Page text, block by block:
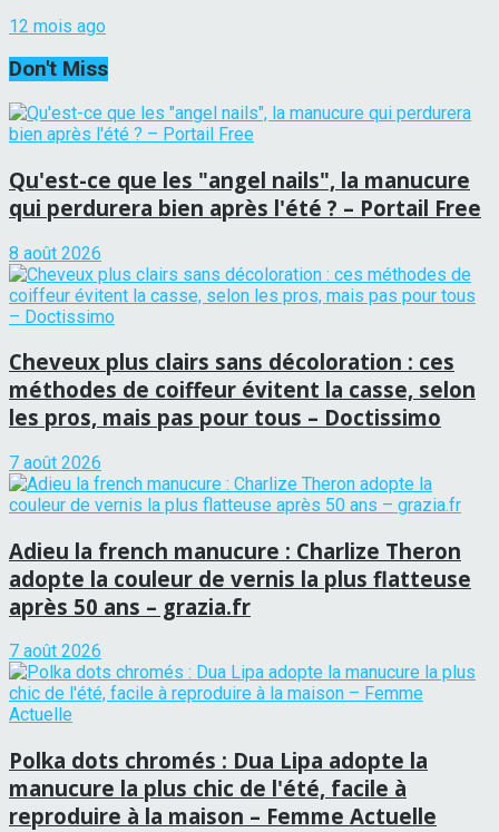
12 mois ago
Don't Miss
Qu'est-ce que les "angel nails", la manucure
qui perdurera bien après l'été ? – Portail Free
8 août 2026
Cheveux plus clairs sans décoloration : ces
méthodes de coiffeur évitent la casse, selon
les pros, mais pas pour tous – Doctissimo
7 août 2026
Adieu la french manucure : Charlize Theron
adopte la couleur de vernis la plus flatteuse
après 50 ans – grazia.fr
7 août 2026
Polka dots chromés : Dua Lipa adopte la
manucure la plus chic de l'été, facile à
reproduire à la maison – Femme Actuelle